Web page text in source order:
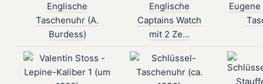
Englische
Taschenuhr (A.
Burdess)
Englische
Captains Watch
mit 2 Ze...